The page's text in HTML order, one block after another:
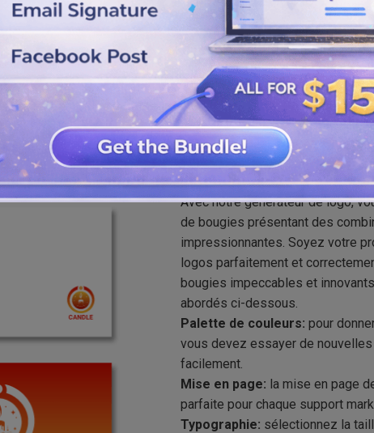
le télécharger depuis notre
le maintenant!
Meilleur
Avec notre générateur de logo,
de bougies présentant des
impressionnantes. Soyez votre
logos parfaitement et
bougies impeccables et
abordés ci-dessous.
Palette de couleurs: pour
vous devez essayer de
facilement.
Mise en page: la mise en page
parfaite pour chaque support
Typographie: sélectionnez la